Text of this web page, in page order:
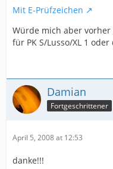
Mit E-Prüfzeichen
Würde mich aber
für PK S/Lusso/XL 1
Damian
Fortgeschrittener
April 5, 2008 at 12:53
danke!!!